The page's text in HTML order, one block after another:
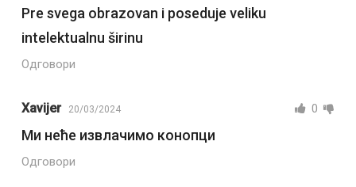
Pre svega obrazovan i poseduje veliku
intelektualnu širinu
Одговори
Xavijer 20/03/2024 0
Ми неће извлачимо конопци
Одговори